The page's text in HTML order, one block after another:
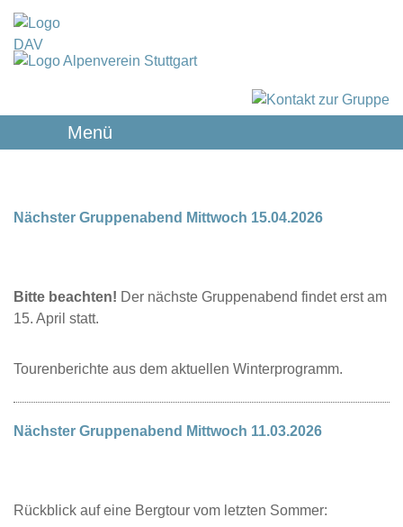
Menü
Nächster Gruppenabend Mittwoch 15.04.2026
Bitte beachten! Der nächste Gruppenabend findet erst am
15. April statt.
Tourenberichte aus dem aktuellen Winterprogramm.
Nächster Gruppenabend Mittwoch 11.03.2026
Rückblick auf eine Bergtour vom letzten Sommer: